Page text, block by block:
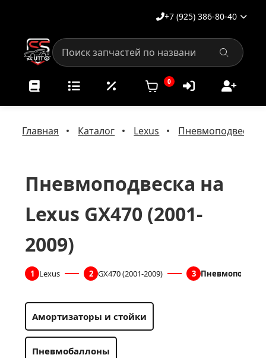
+7 (925) 386-80-40
0
Главная Каталог Lexus Пневмоподвеска
Пневмоподвеска на
Lexus GX470 (2001-
2009)
1 Lexus 2 GX470 (2001-2009) 3
Амортизаторы и стойки
Пневмобаллоны